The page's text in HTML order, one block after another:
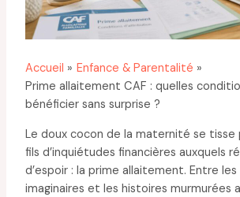
Accueil
Enfance & Parentalité
Prime allaitement CAF : quelles
bénéficier sans surprise ?
Le doux cocon de la maternité se tisse
fils d’inquiétudes financières auxquels
d’espoir : la prime allaitement. Entre
imaginaires et les histoires murmurées